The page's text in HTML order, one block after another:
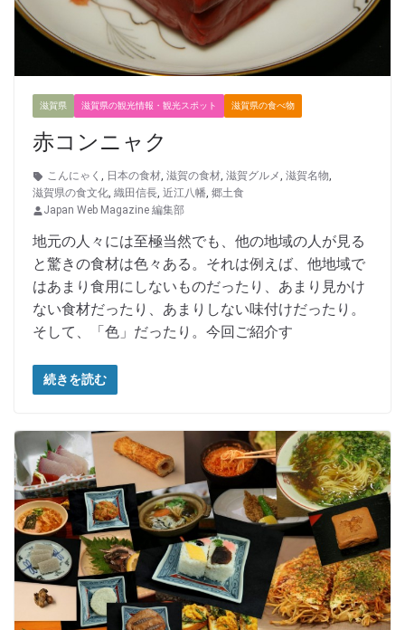
滋賀県 滋賀県の観光情報・観光スポット 滋賀県の食べ物
赤コンニャク
こんにゃく , 日本の食材, 滋賀の食材, 滋賀グルメ, 滋賀名物,
滋賀県の食文化, 織田信長, 近江八幡, 郷土食
Japan Web Magazine 編集部
地元の人々には至極当然でも、他の地域の人が見る
と驚きの食材は色々ある。それは例えば、他地域で
はあまり食用にしないものだったり、あまり見かけ
ない食材だったり、あまりしない味付けだったり。
そして、「色」だったり。今回ご紹介す
続きを読む